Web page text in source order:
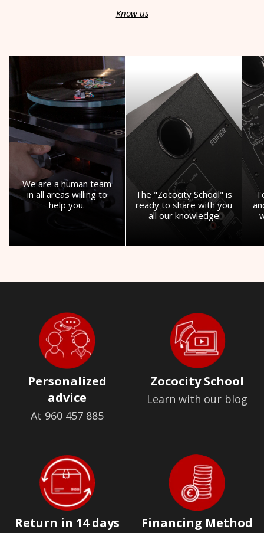
Know us
We are a human team
in all areas willing to
help you.
The "Zococity School" is
ready to share with you
all our knowledge
Personalized
advice
At 960 457 885
Zococity School
Learn with our blog
Return in 14 days Financing Method